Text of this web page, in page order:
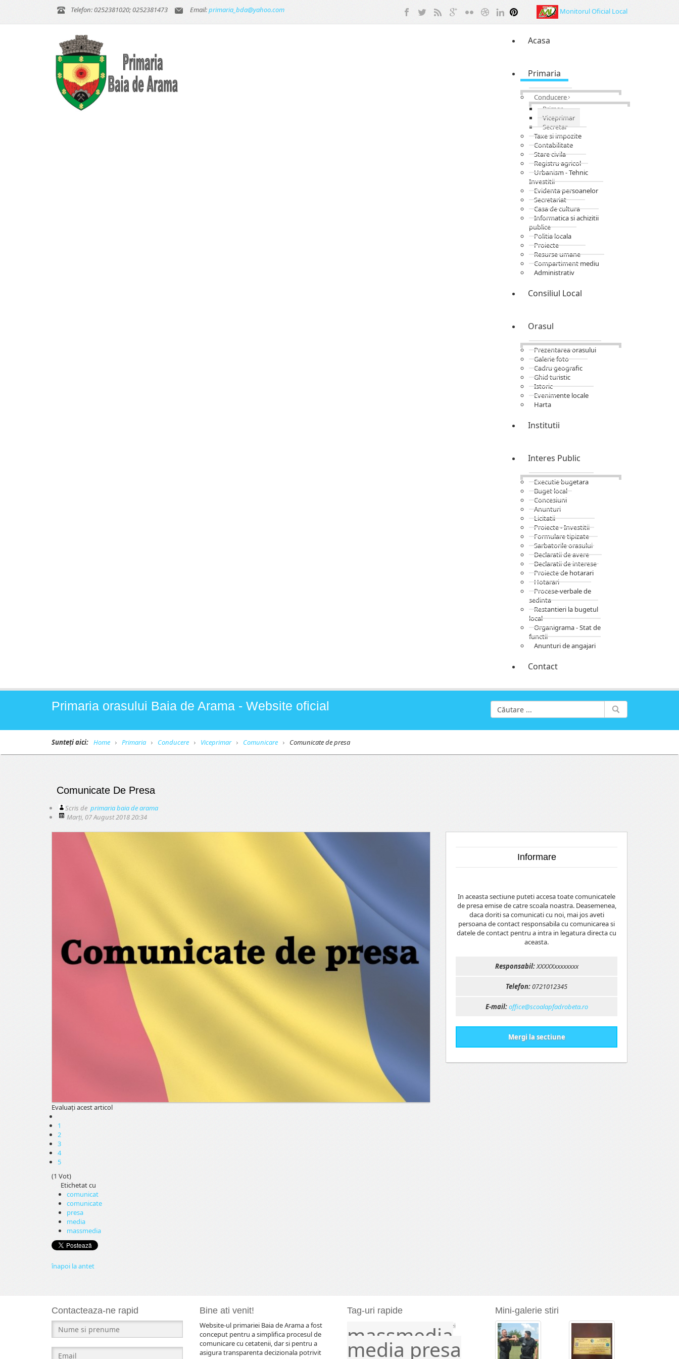
Telefon: 0252381020; 0252381473 Email:primaria_bda@yahoo.com Monitorul Oficial Local
Acasa
Primaria
Conducere
Primar
Viceprimar
Secretar
Taxe si impozite
Contabilitate
Stare civila
Registru agricol
Urbanism - Tehnic
Investitii
Evidenta persoanelor
Secretariat
Casa de cultura
Informatica si achizitii
publice
Politia locala
Proiecte
Resurse umane
Compartiment mediu
Administrativ
Consiliul Local
Orasul
Prezentarea orasului
Galerie foto
Cadru geografic
Ghid turistic
Istoric
Evenimente locale
Harta
Institutii
Interes Public
Executie bugetara
Buget local
Concesiuni
Anunturi
Licitatii
Proiecte - Investitii
Formulare tipizate
Sarbatorile orasului
Declaratii de avere
Declaratii de interese
Proiecte de hotarari
Hotarari
Procese-verbale de
sedinta
Restantieri la bugetul
local
Organigrama - Stat de
functii
Anunturi de angajari
Contact
Primaria orasului Baia de Arama - Website oficial
Sunteți aici: Home Primaria Conducere Viceprimar Comunicare Comunicate de presa
Comunicate De Presa
Scris de primaria baia de arama
Marți, 07 August 2018 20:34
Informare
In aceasta sectiune puteti accesa toate comunicatele
de presa emise de catre scoala noastra. Deasemenea,
daca doriti sa comunicati cu noi, mai jos aveti
persoana de contact responsabila cu comunicarea si
datele de contact pentru a intra in legatura directa cu
aceasta.
Responsabil:XXXXXxxxxxxxx
Telefon:0721012345
E-mail:office@scoalapfadrobeta.ro
Mergi la sectiune
Evaluaţi acest articol
1
2
3
4
5
(1 Vot)
Etichetat cu
comunicat
comunicate
presa
media
massmedia
înapoi la antet
Contacteaza-ne rapid Bine ati venit!
Website-ul primariei Baia de Arama a fost
conceput pentru a simplifica procesul de
comunicare cu cetatenii, dar si pentru a
asigura transparenta decizionala potrivit
Tag-uri rapide
frontierei
massmedia
media presa
Mini-galerie stiri